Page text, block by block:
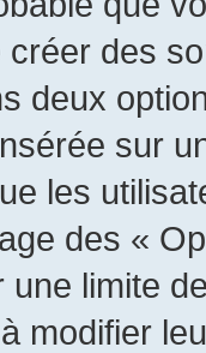
des
deux
sur
les
des «
une limite
modifier